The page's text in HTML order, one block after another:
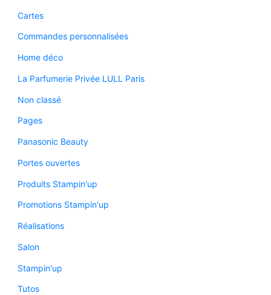
Cartes
Commandes personnalisées
Home déco
La Parfumerie Privée LULL Paris
Non classé
Pages
Panasonic Beauty
Portes ouvertes
Produits Stampin'up
Promotions Stampin'up
Réalisations
Salon
Stampin'up
Tutos